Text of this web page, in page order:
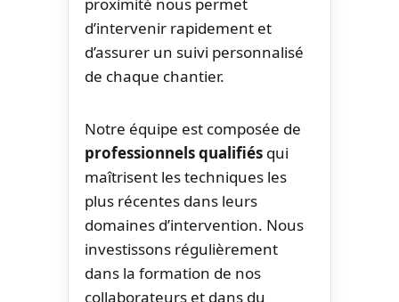
d’intervenir rapidement et
d’assurer un suivi personnalisé
de chaque chantier.
Notre équipe est composée de
professionnels qualifiés qui
maîtrisent les techniques les
plus récentes dans leurs
domaines d’intervention. Nous
investissons régulièrement
dans la formation de nos
collaborateurs et dans du